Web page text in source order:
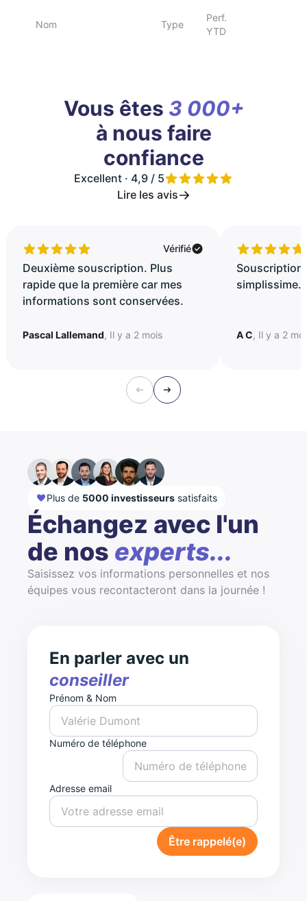
Nom Type
Perf.
YTD
Vous êtes 3 000+
à nous faire
confiance
Excellent · 4,9 / 5
Lire les avis
Vérifié
Deuxième souscription. Plus
rapide que la première car mes
informations sont conservées.
Pascal Lallemand, Il y a 2 mois
Souscription
A C, Il y a 2
Plus de 5000 investisseurs satisfaits
Échangez avec l'un
de nos experts...
Saisissez vos informations personnelles et nos
équipes vous recontacteront dans la journée !
En parler avec un
conseiller
Prénom & Nom
Numéro de téléphone
Adresse email
Être rappelé(e)